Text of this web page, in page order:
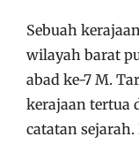
Sebuah
wilayah barat
abad ke-7 M.
kerajaan tertua
catatan